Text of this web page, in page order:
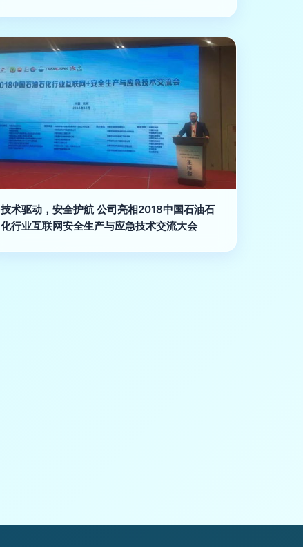
技术驱动，安全护航 公司亮相2018中国石油石
化行业互联网安全生产与应急技术交流大会